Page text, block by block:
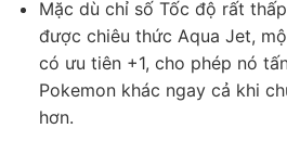
Mặc dù chỉ số Tốc độ rất
được chiêu thức Aqua Jet,
có ưu tiên +1, cho phép nó
Pokemon khác ngay cả khi
hơn.